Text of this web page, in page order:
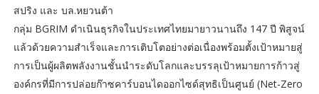
สปริง และ บล.หยวนต้า
กลุ่ม BGRIM ดำเนินธุรกิจในประเทศไทยมายาวนานถึง 147 ปี พิสูจน์
แล้วด้วยความสำเร็จและการเติบโตอย่างต่อเนื่องพร้อมตั้งเป้าหมายสู่
การเป็นผู้ผลิตพลังงานชั้นนำระดับโลกและบรรลุเป้าหมายการก้าวสู่
องค์กรที่มีการปล่อยก๊าซคาร์บอนไดออกไซด์สุทธิเป็นศูนย์ (Net-Zero